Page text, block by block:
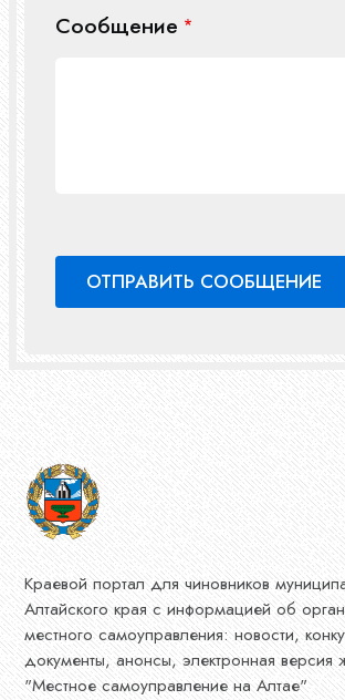
Сообщение
Краевой портал для чиновников
Алтайского края с информацией об
местного самоуправления: новости,
документы, анонсы, электронная версия
"Местное самоуправление на Алтае"